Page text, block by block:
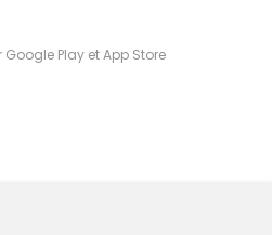
Play et App Store
votre commande à Amiens
ou recevez-là rapidement